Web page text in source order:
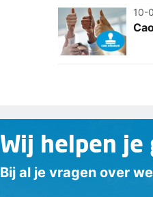
10-
Wij helpen je
Bij al je vragen over